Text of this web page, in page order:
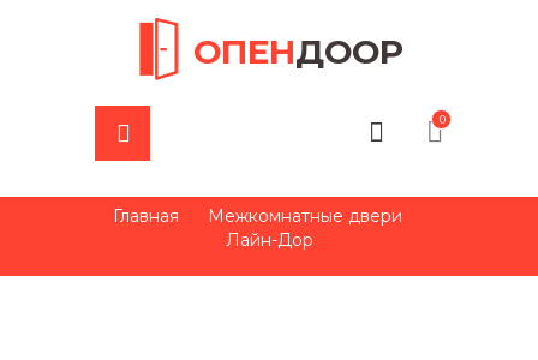
ОПЕНДООР
0
Главная
Межкомнатные двери
Лайн-Дор